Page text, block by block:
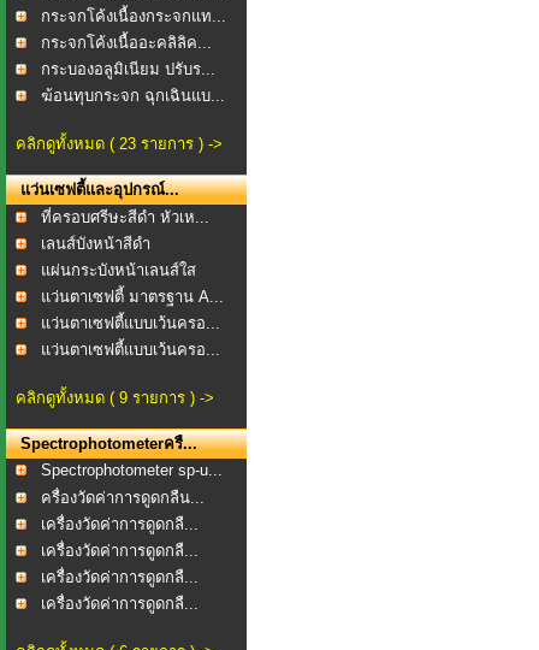
กระจกโค้งเนื้องกระจกแท...
กระจกโค้งเนื้ออะคลิลิค...
กระบองอลูมิเนียม ปรับร...
ฆ้อนทุบกระจก ฉุกเฉินแบ...
คลิกดูทั้งหมด ( 23 รายการ ) ->
แว่นเซฟตี้และอุปกรณ์...
ที่ครอบศรีษะสีดำ หัวเห...
เลนส์บังหน้าสีดำ
แผ่นกระบังหน้าเลนส์ใส
แว่นตาเซฟตี้ มาตรฐาน A...
แว่นตาเซฟตี้แบบเว้นครอ...
แว่นตาเซฟตี้แบบเว้นครอ...
คลิกดูทั้งหมด ( 9 รายการ ) ->
Spectrophotometerครื...
Spectrophotometer sp-u...
ครื่องวัดค่าการดูดกลืน...
เครื่องวัดค่าการดูดกลื...
เครื่องวัดค่าการดูดกลื...
เครื่องวัดค่าการดูดกลื...
เครื่องวัดค่าการดูดกลื...